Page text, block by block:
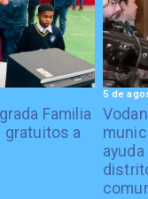
Familia
a
ayuda
5 de